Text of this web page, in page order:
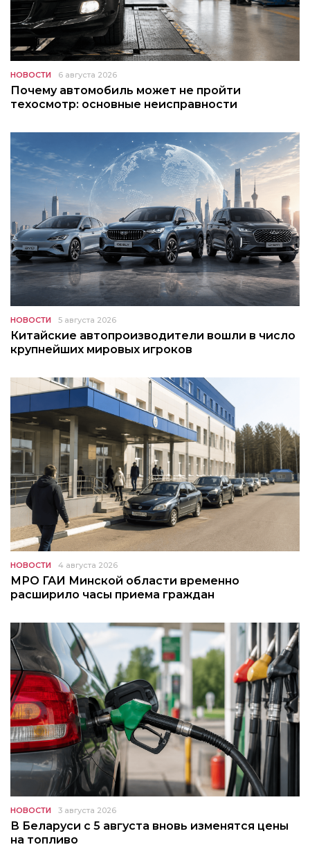
НОВОСТИ 6 августа 2026
Почему автомобиль может не пройти
техосмотр: основные неисправности
НОВОСТИ 5 августа 2026
Китайские автопроизводители вошли в число
крупнейших мировых игроков
НОВОСТИ 4 августа 2026
МРО ГАИ Минской области временно
расширило часы приема граждан
НОВОСТИ 3 августа 2026
В Беларуси с 5 августа вновь изменятся цены
на топливо